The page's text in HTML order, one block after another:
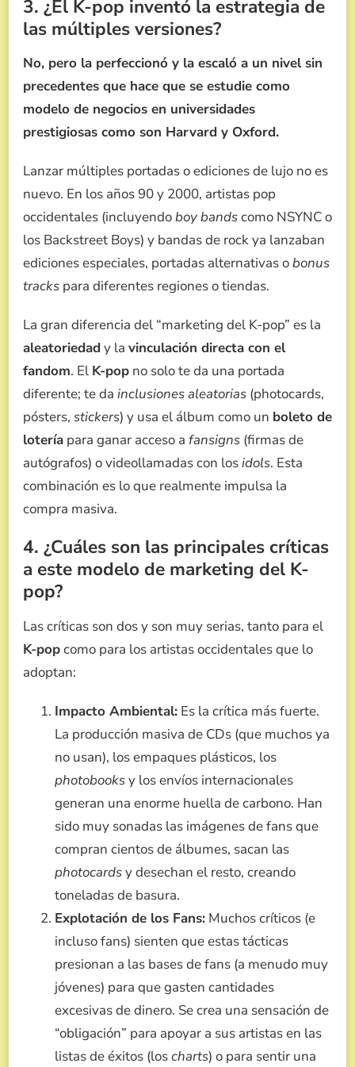
3. ¿El K-pop inventó la estrategia de
las múltiples versiones?
No, pero la perfeccionó y la escaló a un nivel sin
precedentes que hace que se estudie como
modelo de negocios en universidades
prestigiosas como son Harvard y Oxford.
Lanzar múltiples portadas o ediciones de lujo no es
nuevo. En los años 90 y 2000, artistas pop
occidentales (incluyendoboy bandscomo NSYNC o
los Backstreet Boys) y bandas de rock ya lanzaban
ediciones especiales, portadas alternativas obonus
tracks para diferentes regiones o tiendas.
La gran diferencia del “marketing del K-pop” es la
aleatoriedad y la vinculación directa con el
fandom. El K-pop no solo te da una portada
diferente; te da inclusiones aleatorias (photocards,
pósters, stickers) y usa el álbum como un boleto de
lotería para ganar acceso a fansigns (firmas de
autógrafos) o videollamadas con losidols. Esta
combinación es lo que realmente impulsa la
compra masiva.
4. ¿Cuáles son las principales críticas
a este modelo de marketing del K-
pop?
Las críticas son dos y son muy serias, tanto para el
K-popcomo para los artistas occidentales que lo
adoptan:
Impacto Ambiental: Es la crítica más fuerte.
La producción masiva de CDs (que muchos ya
no usan), los empaques plásticos, los
photobooksy los envíos internacionales
generan una enorme huella de carbono. Han
sido muy sonadas las imágenes de fans que
compran cientos de álbumes, sacan las
photocardsy desechan el resto, creando
toneladas de basura.
Explotación de los Fans: Muchos críticos (e
incluso fans) sienten que estas tácticas
presionan a las bases de fans (a menudo muy
jóvenes) para que gasten cantidades
excesivas de dinero. Se crea una sensación de
“obligación” para apoyar a sus artistas en las
listas de éxitos (loscharts) o para sentir una